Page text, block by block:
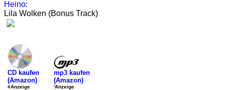
Heino:
Lila Wolken (Bonus Track)
CD kaufen
(Amazon)
#Anzeige
mp3 kaufen
(Amazon)
'Anzeige